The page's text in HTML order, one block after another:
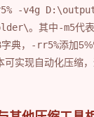
-v4g
。其中-m5代
典， -rr5%添加5%
可实现自动化压缩